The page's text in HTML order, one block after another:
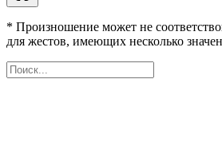
* Произношение может не
для жестов, имеющих несколько